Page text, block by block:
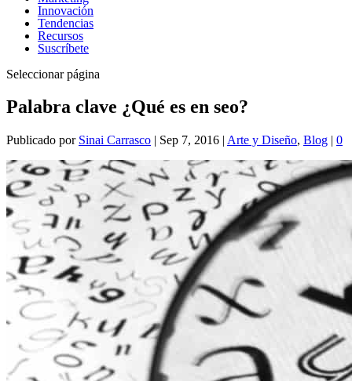
Innovación
Tendencias
Recursos
Suscríbete
Seleccionar página
Palabra clave ¿Qué es en seo?
Publicado por Sinai Carrasco | Sep 7, 2016 | Arte y Diseño, Blog | 0